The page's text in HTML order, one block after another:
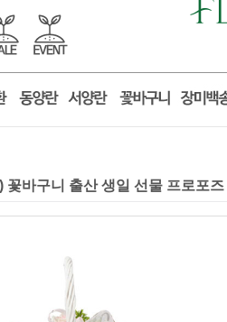
꽃바구니 출산 생일 선물 프로포